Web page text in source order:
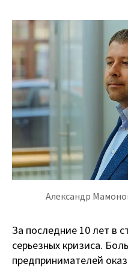
Александр
За последние 10 лет в
серьезных кризиса.
предпринимателей